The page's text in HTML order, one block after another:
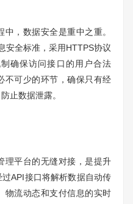
，数据安全是重中之重。
安全标准，采用HTTPS协议
确保访问接口的用户合法
不可少的环节，确保只有经
止数据泄露。
平台的无缝对接，是提升
API接口将解析数据自动传
物流动态和支付信息的实时